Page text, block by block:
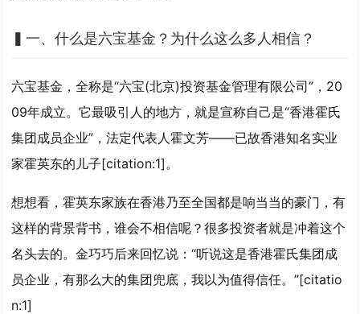
▍一、什么是六宝基金？为什么这么多人相信？
六宝基金，全称是“六宝(北京)投资基金管理有限公司”，20
09年成立。它最吸引人的地方，就是宣称自己是“香港霍氏
集团成员企业”，法定代表人霍文芳——已故香港知名实业
家霍英东的儿子[citation:1]。
想想看，霍英东家族在香港乃至全国都是响当当的豪门，有
这样的背景背书，谁会不相信呢？很多投资者就是冲着这个
名头去的。金巧巧后来回忆说：“听说这是香港霍氏集团成
员企业，有那么大的集团兜底，我以为值得信任。”[citatio
n:1]